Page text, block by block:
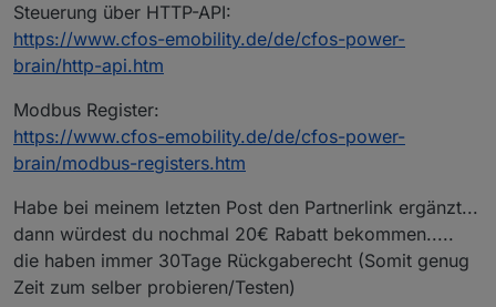
Steuerung über HTTP-API:
https://www.cfos-emobility.de/de/cfos-power-
brain/http-api.htm
Modbus Register:
https://www.cfos-emobility.de/de/cfos-power-
brain/modbus-registers.htm
Habe bei meinem letzten Post den Partnerlink ergänzt...
dann würdest du nochmal 20€ Rabatt bekommen.....
die haben immer 30Tage Rückgaberecht (Somit genug
Zeit zum selber probieren/Testen)